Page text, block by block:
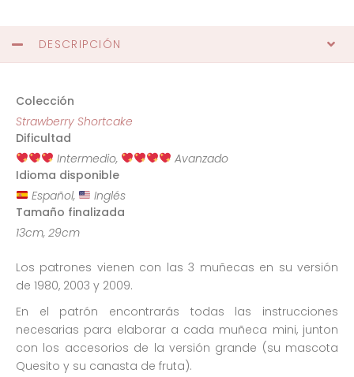
DESCRIPCIÓN
Colección
Strawberry Shortcake
Dificultad
Intermedio,
Avanzado
Idioma disponible
Español,
Inglés
Tamaño finalizada
13cm, 29cm
Los patrones vienen con las 3 muñecas en su versión
de 1980, 2003 y 2009.
En el patrón encontrarás todas las instrucciones
necesarias para elaborar a cada muñeca mini, junton
con los accesorios de la versión grande (su mascota
Quesito y su canasta de fruta).